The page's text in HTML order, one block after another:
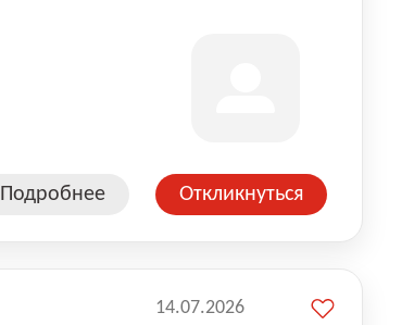
Подробнее Откликнуться
14.07.2026